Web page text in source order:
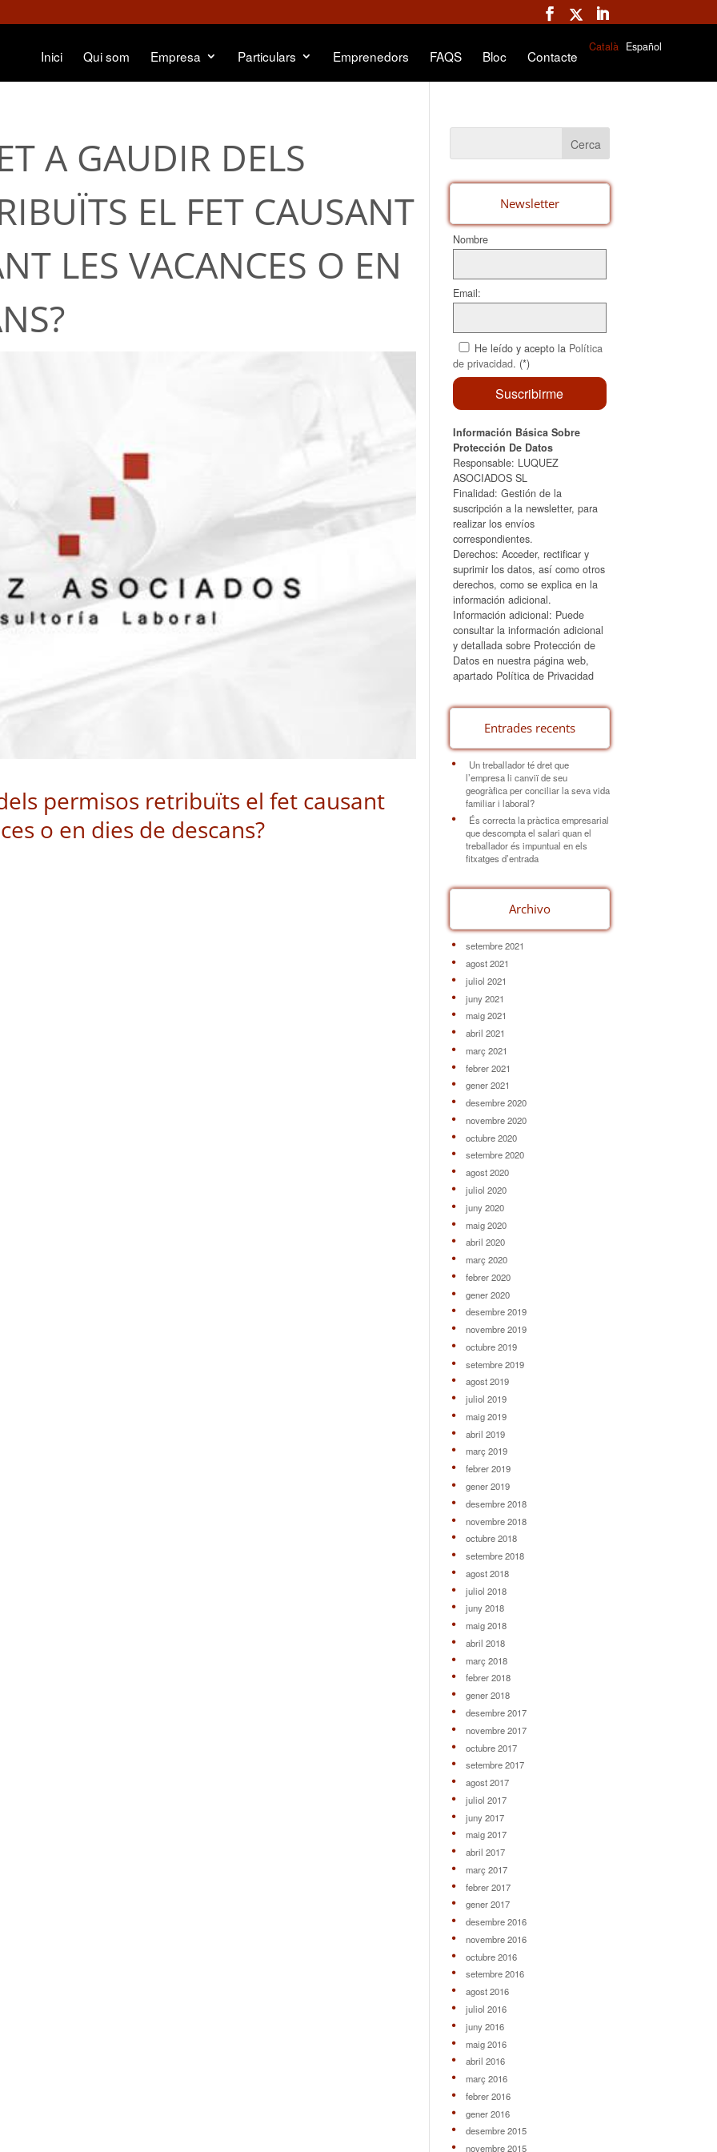
Inici Qui som Empresa Particulars Emprenedors FAQS Bloc Contacte
Català Español
A GAUDIR DELS
EL FET CAUSANT
LES VACANCES O EN
permisos retribuïts el fet causant
o en dies de descans?
Newsletter
Nombre
Email:
He leído y acepto la Política
de privacidad. (*)
Información Básica Sobre
Protección De Datos
Responsable: LUQUEZ
ASOCIADOS SL
Finalidad: Gestión de la
suscripción a la newsletter, para
realizar los envíos
correspondientes.
Derechos: Acceder, rectificar y
suprimir los datos, así como otros
derechos, como se explica en la
información adicional.
Información adicional: Puede
consultar la información adicional
y detallada sobre Protección de
Datos en nuestra página web,
apartado Política de Privacidad
Entrades recents
Un treballador té dret que
l’empresa li canviï de seu
geogràfica per conciliar la seva vida
familiar i laboral?
És correcta la pràctica empresarial
que descompta el salari quan el
treballador és impuntual en els
fitxatges d’entrada
Archivo
setembre 2021
agost 2021
juliol 2021
juny 2021
maig 2021
abril 2021
març 2021
febrer 2021
gener 2021
desembre 2020
novembre 2020
octubre 2020
setembre 2020
agost 2020
juliol 2020
juny 2020
maig 2020
abril 2020
març 2020
febrer 2020
gener 2020
desembre 2019
novembre 2019
octubre 2019
setembre 2019
agost 2019
juliol 2019
maig 2019
abril 2019
març 2019
febrer 2019
gener 2019
desembre 2018
novembre 2018
octubre 2018
setembre 2018
agost 2018
juliol 2018
juny 2018
maig 2018
abril 2018
març 2018
febrer 2018
gener 2018
desembre 2017
novembre 2017
octubre 2017
setembre 2017
agost 2017
juliol 2017
juny 2017
maig 2017
abril 2017
març 2017
febrer 2017
gener 2017
desembre 2016
novembre 2016
octubre 2016
setembre 2016
agost 2016
juliol 2016
juny 2016
maig 2016
abril 2016
març 2016
febrer 2016
gener 2016
desembre 2015
novembre 2015